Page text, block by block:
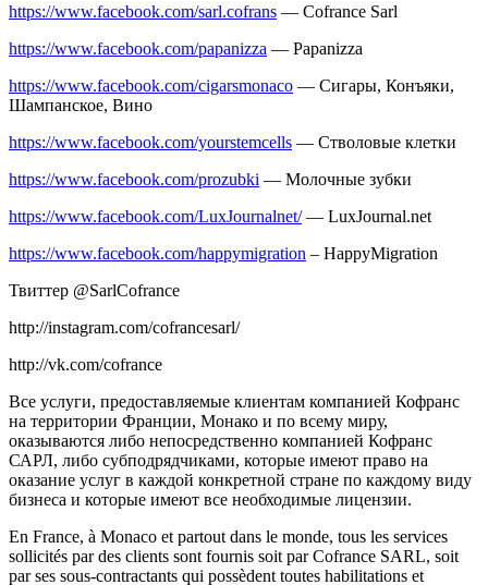
https://www.facebook.com/sarl.cofrans — Cofrance Sarl
https://www.facebook.com/papanizza — Papanizza
https://www.facebook.com/cigarsmonaco — Сигары, Конъяки,
Шампанское, Вино
https://www.facebook.com/yourstemcells — Стволовые клетки
https://www.facebook.com/prozubki — Молочные зубки
https://www.facebook.com/LuxJournalnet/— LuxJournal.net
https://www.facebook.com/happymigration – HappyMigration
Твиттер @SarlCofranсe
http://instagram.com/cofrancesarl/
http://vk.com/cofrance
Все услуги, предоставляемые клиентам компанией Кофранс
на территории Франции, Монако и по всему миру,
оказываются либо непосредственно компанией Кофранс
САРЛ, либо субподрядчиками, которые имеют право на
оказание услуг в каждой конкретной стране по каждому виду
бизнеса и которые имеют все необходимые лицензии.
En France, à Monaco et partout dans le monde, tous les services
sollicités par des clients sont fournis soit par Cofrance SARL, soit
par ses sous-contractants qui possèdent toutes habilitations et